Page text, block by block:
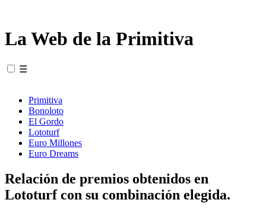
La Web de la Primitiva
☰
Primitiva
Bonoloto
El Gordo
Lototurf
Euro Millones
Euro Dreams
Relación de premios obtenidos en
Lototurf con su combinación elegida.